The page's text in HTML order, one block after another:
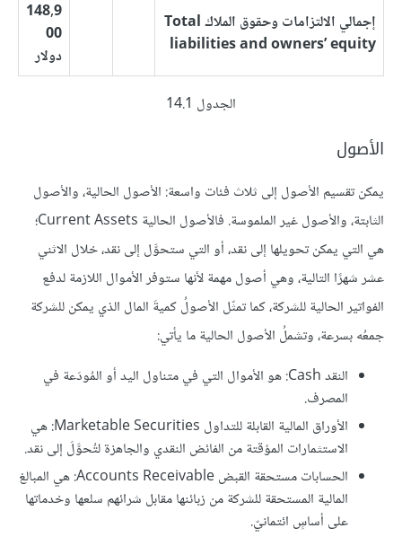
إجمالي الالتزامات وحقوق الملاك Total
liabilities and owners’ equity
148,9
00
دولار
الجدول 14.1
الأصول
يمكن تقسيم الأصول إلى ثلاث فئات واسعة: الأصول الحالية، والأصول
الثابتة، والأصول غير الملموسة. فالأصول الحالية Current Assets؛
هي التي يمكن تحويلها إلى نقد، أو التي ستحوَّل إلى نقد، خلال الاثني
عشر شهرًا التالية، وهي أصول مهمة لأنها ستوفر الأموال اللازمة لدفع
الفواتير الحالية للشركة، كما تمثّل الأصولُ كميةَ المال الذي يمكن للشركة
جمعُه بسرعة، وتشملُ الأصول الحالية ما يأتي:
النقد Cash: هو الأموال التي في متناول اليد أو المُودَعة في
المصرف.
الأوراق المالية القابلة للتداول Marketable Securities: هي
الاستثمارات المؤقتة من الفائض النقدي والجاهزة لتُحوَّلَ إلى نقد.
الحسابات مستحقة القبض Accounts Receivable: هي المبالغ
المالية المستحقة للشركة من زبائنها مقابل شرائهم سلعها وخدماتها
على أساسٍ ائتمانيّ.